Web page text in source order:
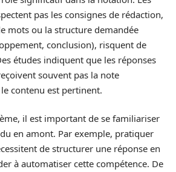
pas les consignes de rédaction,
mots ou la structure demandée
conclusion), risquent de
études indiquent que les réponses
souvent pas la note
contenu est pertinent.
il est important de se familiariser
en amont. Par exemple, pratiquer
de structurer une réponse en
à automatiser cette compétence. De